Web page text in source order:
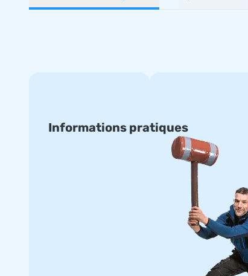
Informations pratiques